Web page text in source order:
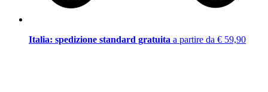
Italia: spedizione standard gratuita a partire da € 59,90